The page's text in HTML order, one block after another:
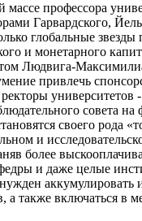
профессора
Гарвардского,
глобальные
и монетарного
Людвига-
привлечь
совета
своего рода
и
более
и даже целые
а также включаться в